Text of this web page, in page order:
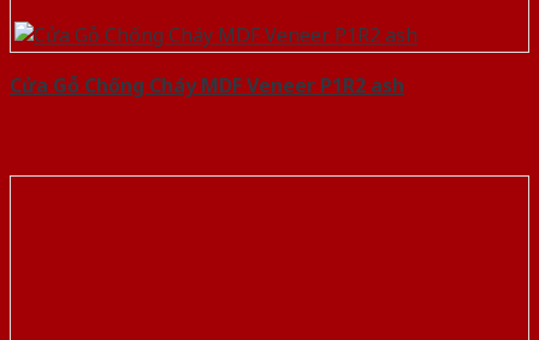
Cửa Gỗ Chống Cháy MDF Veneer P1R2 ash